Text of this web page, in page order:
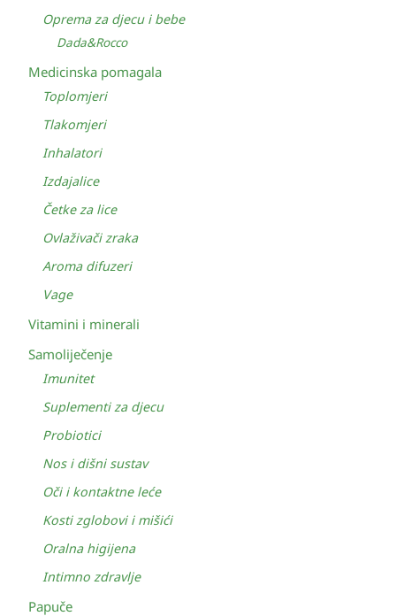
Oprema za djecu i bebe
Dada&Rocco
Medicinska pomagala
Toplomjeri
Tlakomjeri
Inhalatori
Izdajalice
Četke za lice
Ovlaživači zraka
Aroma difuzeri
Vage
Vitamini i minerali
Samoliječenje
Imunitet
Suplementi za djecu
Probiotici
Nos i dišni sustav
Oči i kontaktne leće
Kosti zglobovi i mišići
Oralna higijena
Intimno zdravlje
Papuče